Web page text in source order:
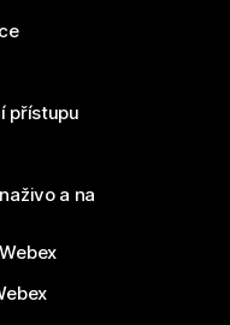
přístupu
a na